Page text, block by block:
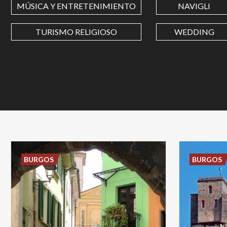
MÚSICA Y ENTRETENIMIENTO NAVIGLI
TURISMO RELIGIOSO WEDDING
BURGOS BURGOS